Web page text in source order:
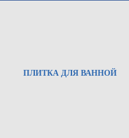
ПЛИТКА ДЛЯ ВАННОЙ